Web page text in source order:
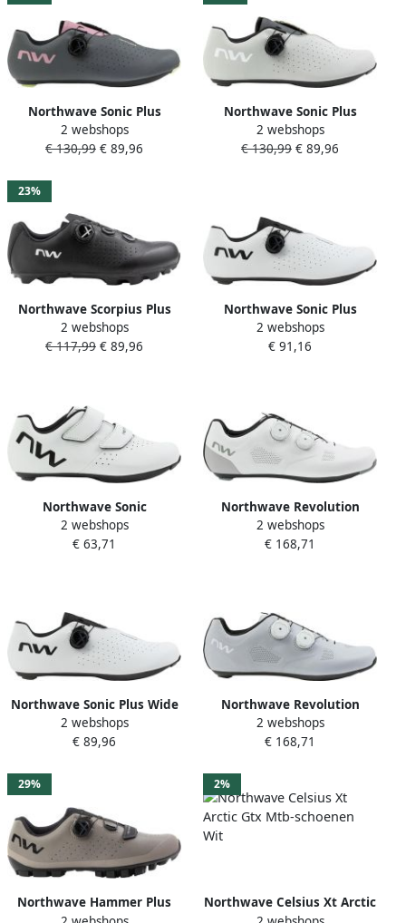
Northwave Sonic Plus
Raceschoenen Grijs
2 webshops
€ 130,99 € 89,96
Northwave Sonic Plus
Raceschoenen Grijs
2 webshops
€ 130,99 € 89,96
23%
Northwave Scorpius Plus
Mtb-schoenen Zwart
2 webshops
€ 117,99 € 89,96
Northwave Sonic Plus
Raceschoenen Wit
2 webshops
€ 91,16
Northwave Sonic
Raceschoenen Wit
2 webshops
€ 63,71
Northwave Revolution
Raceschoenen Wit
2 webshops
€ 168,71
Northwave Sonic Plus Wide
Raceschoenen Wit
2 webshops
€ 89,96
Northwave Revolution
Raceschoenen Grijs
2 webshops
€ 168,71
29%
Northwave Hammer Plus
2%
Northwave Celsius Xt Arctic